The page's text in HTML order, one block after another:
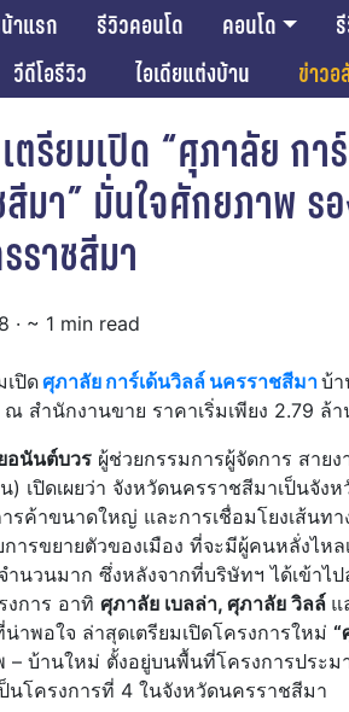
าแรก รีวิวคอนโด คอนโด
วีดีโอรีวิว
ไอเดียแต่งบ้าน ข่าว
ตรียมเปิด “ศุภาลัย กา
มา” มั่นใจศักยภาพ ร
ราชสีมา
· ~ 1 min read
เปิดศุภาลัย การ์เด้นวิลล์ นครราชสีมาบ้า
สำนักงานขาย ราคาเริ่มเพียง 2.79 ล้
อนันต์บวร ผู้ช่วยกรรมการผู้จัดการ สาย
) เปิดเผยว่า จังหวัดนครราชสีมาเป็นจั
รค้าขนาดใหญ่ และการเชื่อมโยงเส้นท
การขยายตัวของเมือง ที่จะมีผู้คนหลั่งไห
ำนวนมาก ซึ่งหลังจากที่บริษัทฯ ได้เข้า
งการ อาทิ ศุภาลัย เบลล่า, ศุภาลัย วิลล์ แ
าพอใจ ล่าสุดเตรียมเปิดโครงการใหม่ “
– บ้านใหม่ ตั้งอยู่บนพื้นที่โครงการประ
นโครงการที่ 4 ในจังหวัดนครราชสีมา